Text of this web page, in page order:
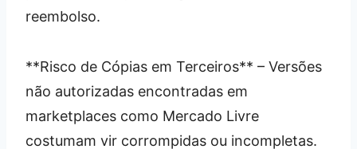
reembolso.
**Risco de Cópias em Terceiros** – Versões
não autorizadas encontradas em
marketplaces como Mercado Livre
costumam vir corrompidas ou incompletas.